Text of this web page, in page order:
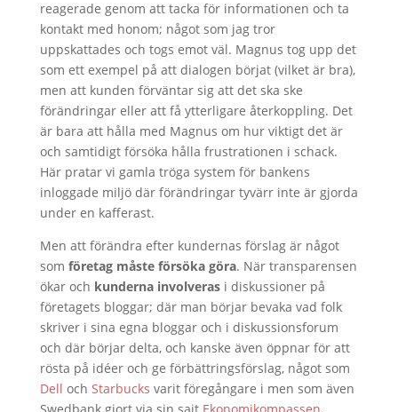
reagerade genom att tacka för informationen och ta
kontakt med honom; något som jag tror
uppskattades och togs emot väl. Magnus tog upp det
som ett exempel på att dialogen börjat (vilket är bra),
men att kunden förväntar sig att det ska ske
förändringar eller att få ytterligare återkoppling. Det
är bara att hålla med Magnus om hur viktigt det är
och samtidigt försöka hålla frustrationen i schack.
Här pratar vi gamla tröga system för bankens
inloggade miljö där förändringar tyvärr inte är gjorda
under en kafferast.
Men att förändra efter kundernas förslag är något
som företag måste försöka göra. När transparensen
ökar och kunderna involverasi diskussioner på
företagets bloggar; där man börjar bevaka vad folk
skriver i sina egna bloggar och i diskussionsforum
och där börjar delta, och kanske även öppnar för att
rösta på idéer och ge förbättringsförslag, något som
Dell och Starbucks varit föregångare i men som även